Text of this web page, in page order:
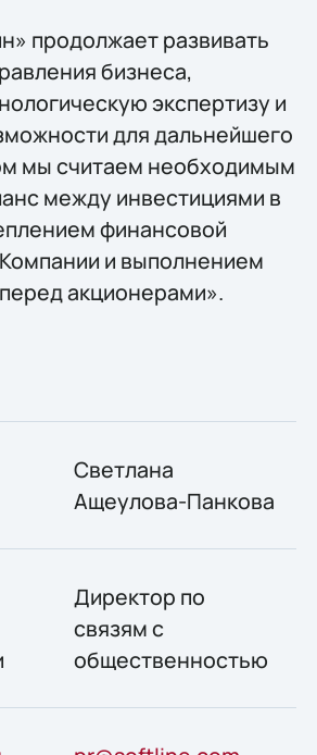
продолжает развивать
бизнеса,
экспертизу и
для дальнейшего
мы считаем необходимым
между инвестициями в
финансовой
и выполнением
акционерами».
Светлана
Ащеулова-Панкова
Директор по
связям с
общественностью